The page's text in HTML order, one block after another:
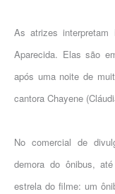
As atrizes
Aparecida. Elas são
após uma noite de
cantora Chayene
No comercial de
demora do ônibus,
estrela do filme: um